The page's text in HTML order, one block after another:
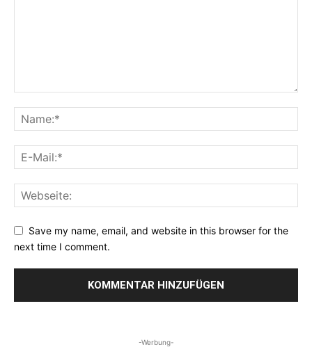
Save my name, email, and website in this browser for the
next time I comment.
-Werbung-